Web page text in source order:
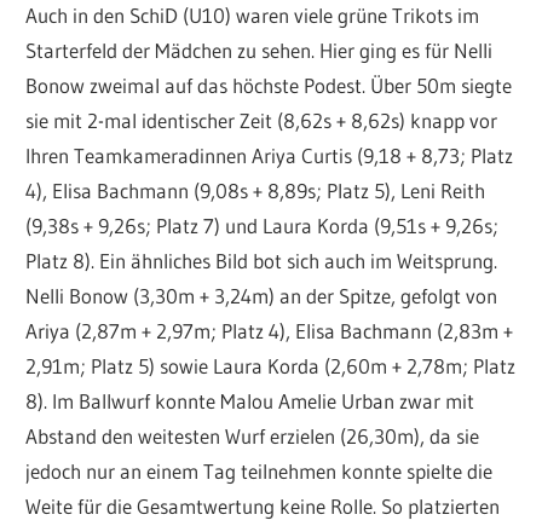
Auch in den SchiD (U10) waren viele grüne Trikots im
Starterfeld der Mädchen zu sehen. Hier ging es für Nelli
Bonow zweimal auf das höchste Podest. Über 50m siegte
sie mit 2-mal identischer Zeit (8,62s + 8,62s) knapp vor
Ihren Teamkameradinnen Ariya Curtis (9,18 + 8,73; Platz
4), Elisa Bachmann (9,08s + 8,89s; Platz 5), Leni Reith
(9,38s + 9,26s; Platz 7) und Laura Korda (9,51s + 9,26s;
Platz 8). Ein ähnliches Bild bot sich auch im Weitsprung.
Nelli Bonow (3,30m + 3,24m) an der Spitze, gefolgt von
Ariya (2,87m + 2,97m; Platz 4), Elisa Bachmann (2,83m +
2,91m; Platz 5) sowie Laura Korda (2,60m + 2,78m; Platz
8). Im Ballwurf konnte Malou Amelie Urban zwar mit
Abstand den weitesten Wurf erzielen (26,30m), da sie
jedoch nur an einem Tag teilnehmen konnte spielte die
Weite für die Gesamtwertung keine Rolle. So platzierten